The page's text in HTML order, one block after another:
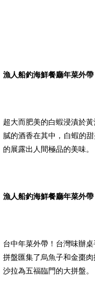
漁人船釣海鮮餐廳年菜外
超大而肥美的白蝦浸漬於
膩的酒香在其中，白蝦的
的展露出人間極品的美味。
漁人船釣海鮮餐廳年菜外
台中年菜外帶！台灣味辦
拼盤匯集了烏魚子和金棗
沙拉為五福臨門的大拼盤。